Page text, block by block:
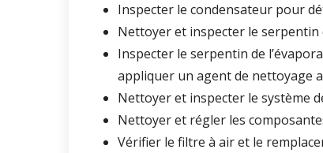
Inspecter le condensateur pour
Nettoyer et inspecter le
Inspecter le serpentin de
appliquer un agent de nettoyage
Nettoyer et inspecter le système
Nettoyer et régler les
Vérifier le filtre à air et le